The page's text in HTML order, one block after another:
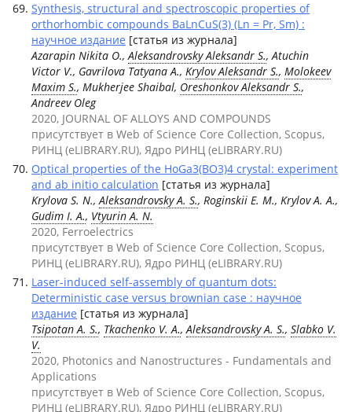
Synthesis, structural and spectroscopic properties of
orthorhombic compounds BaLnCuS(3) (Ln = Pr, Sm) :
научное издание [статья из журнала]
Azarapin Nikita O.,Aleksandrovsky Aleksandr S., Atuchin
Victor V., Gavrilova Tatyana A., Krylov Aleksandr S., Molokeev
Maxim S., Mukherjee Shaibal, Oreshonkov Aleksandr S.,
Andreev Oleg
2020, JOURNAL OF ALLOYS AND COMPOUNDS
присутствует в Web of Science Core Collection, Scopus,
РИНЦ (eLIBRARY.RU), Ядро РИНЦ (eLIBRARY.RU)
Optical properties of the HoGa3(BO3)4 crystal: experiment
and ab initio calculation [статья из журнала]
Krylova S. N.,Aleksandrovsky A. S., Roginskii E. M., Krylov A. A.,
Gudim I. A., Vtyurin A. N.
2020, Ferroelectrics
присутствует в Web of Science Core Collection, Scopus,
РИНЦ (eLIBRARY.RU), Ядро РИНЦ (eLIBRARY.RU)
Laser-induced self-assembly of quantum dots:
Deterministic case versus brownian case : научное
издание [статья из журнала]
Tsipotan A. S., Tkachenko V. A.,Aleksandrovsky A. S., Slabko V.
V.
2020, Photonics and Nanostructures - Fundamentals and
Applications
присутствует в Web of Science Core Collection, Scopus,
РИНЦ (eLIBRARY.RU), Ядро РИНЦ (eLIBRARY.RU)